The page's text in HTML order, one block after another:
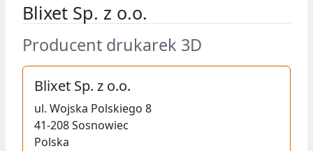
Blixet Sp. z o.o.
Producent drukarek 3D
Blixet Sp. z o.o.
ul. Wojska Polskiego 8
41-208Sosnowiec
Polska